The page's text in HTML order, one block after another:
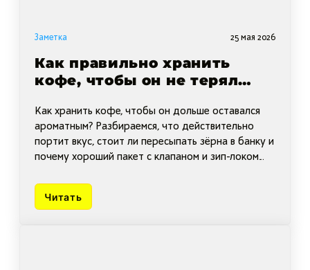
Заметка 25 мая 2026
Как правильно хранить
кофе, чтобы он не терял
Как хранить кофе, чтобы он дольше оставался
ароматным? Разбираемся, что действительно
портит вкус, стоит ли пересыпать зёрна в банку и
почему хороший пакет с клапаном и зип-локом
Читать